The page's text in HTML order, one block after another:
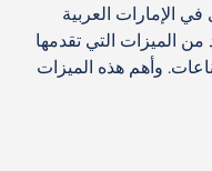
الإمارات العربية
من الميزات التي تقدمها
وأهم هذه الميزات